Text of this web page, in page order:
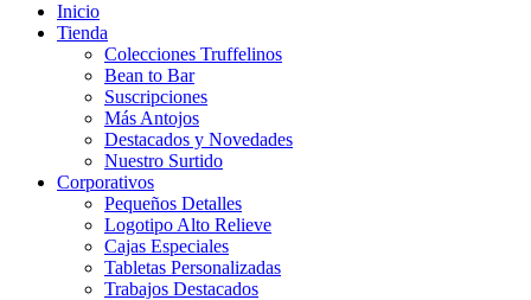
Inicio
Tienda
Colecciones Truffelinos
Bean to Bar
Suscripciones
Más Antojos
Destacados y Novedades
Nuestro Surtido
Corporativos
Pequeños Detalles
Logotipo Alto Relieve
Cajas Especiales
Tabletas Personalizadas
Trabajos Destacados